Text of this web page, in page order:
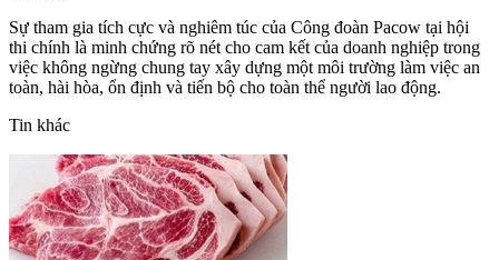
Sự tham gia tích cực và nghiêm túc của Công đoàn Pacow tại hội
thi chính là minh chứng rõ nét cho cam kết của doanh nghiệp trong
việc không ngừng chung tay xây dựng một môi trường làm việc an
toàn, hài hòa, ổn định và tiến bộ cho toàn thể người lao động.
Tin khác